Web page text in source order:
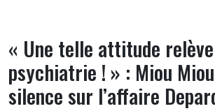
« Une telle attitude
psychiatrie ! » : Miou
silence sur l’affaire